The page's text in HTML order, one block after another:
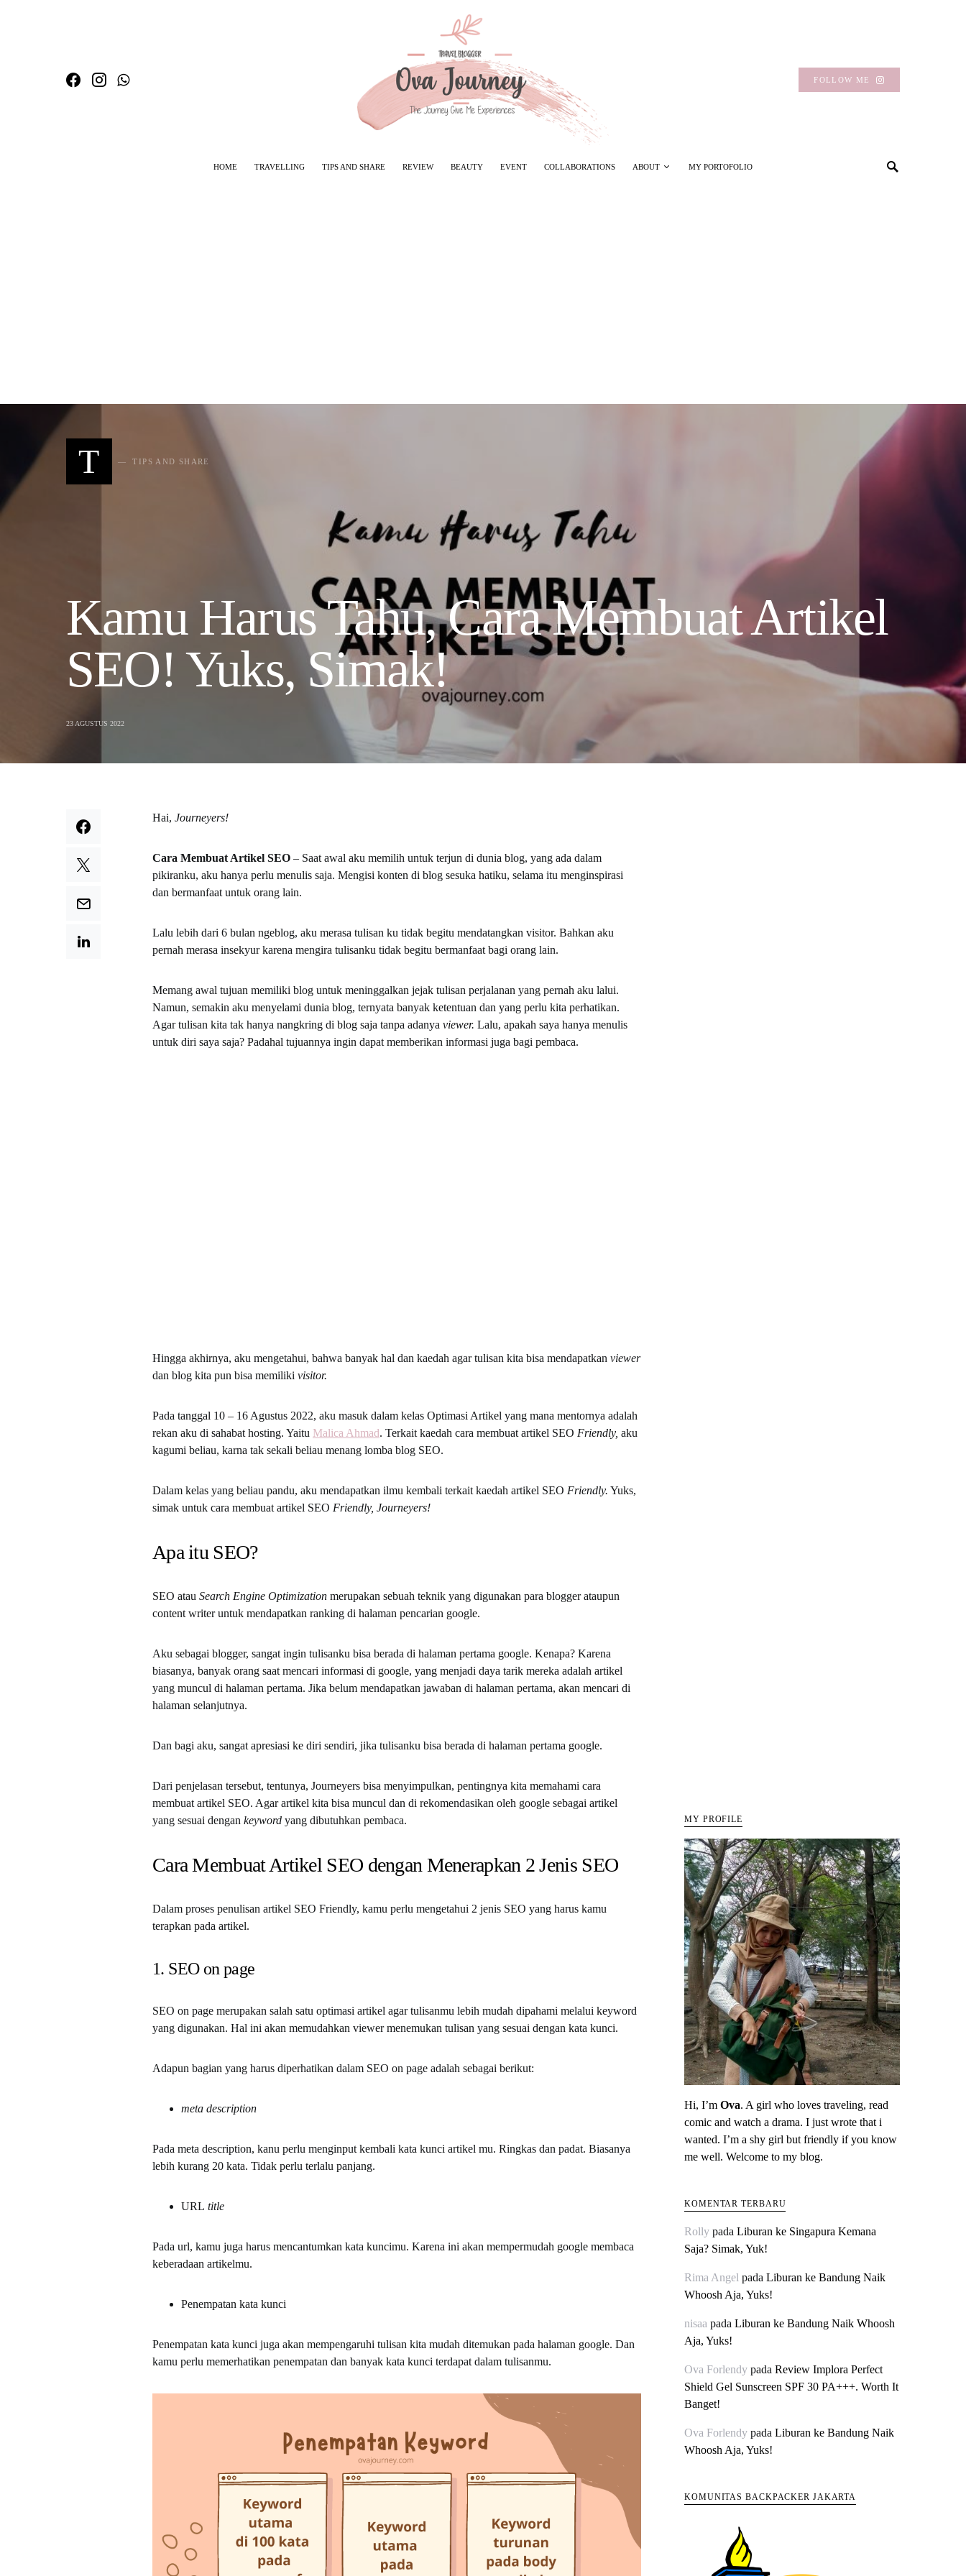
FOLLOW ME
HOME TRAVELLING TIPS AND SHARE REVIEW BEAUTY EVENT COLLABORATIONS ABOUT MY PORTOFOLIO
T TIPS AND SHARE
Kamu Harus Tahu, Cara Membuat Artikel
SEO! Yuks, Simak!
23 AGUSTUS 2022
Hai, Journeyers!
Cara Membuat Artikel SEO – Saat awal aku memilih untuk terjun di dunia blog, yang ada dalam
pikiranku, aku hanya perlu menulis saja. Mengisi konten di blog sesuka hatiku, selama itu menginspirasi
dan bermanfaat untuk orang lain.
Lalu lebih dari 6 bulan ngeblog, aku merasa tulisan ku tidak begitu mendatangkan visitor. Bahkan aku
pernah merasa insekyur karena mengira tulisanku tidak begitu bermanfaat bagi orang lain.
Memang awal tujuan memiliki blog untuk meninggalkan jejak tulisan perjalanan yang pernah aku lalui.
Namun, semakin aku menyelami dunia blog, ternyata banyak ketentuan dan yang perlu kita perhatikan.
Agar tulisan kita tak hanya nangkring di blog saja tanpa adanya viewer. Lalu, apakah saya hanya menulis
untuk diri saya saja? Padahal tujuannya ingin dapat memberikan informasi juga bagi pembaca.
Hingga akhirnya, aku mengetahui, bahwa banyak hal dan kaedah agar tulisan kita bisa mendapatkan viewer
dan blog kita pun bisa memiliki visitor.
Pada tanggal 10 – 16 Agustus 2022, aku masuk dalam kelas Optimasi Artikel yang mana mentornya adalah
rekan aku di sahabat hosting. Yaitu Malica Ahmad. Terkait kaedah cara membuat artikel SEO Friendly, aku
kagumi beliau, karna tak sekali beliau menang lomba blog SEO.
Dalam kelas yang beliau pandu, aku mendapatkan ilmu kembali terkait kaedah artikel SEO Friendly. Yuks,
simak untuk cara membuat artikel SEO Friendly, Journeyers!
Apa itu SEO?
SEO atau Search Engine Optimization merupakan sebuah teknik yang digunakan para blogger ataupun
content writer untuk mendapatkan ranking di halaman pencarian google.
Aku sebagai blogger, sangat ingin tulisanku bisa berada di halaman pertama google. Kenapa? Karena
biasanya, banyak orang saat mencari informasi di google, yang menjadi daya tarik mereka adalah artikel
yang muncul di halaman pertama. Jika belum mendapatkan jawaban di halaman pertama, akan mencari di
halaman selanjutnya.
Dan bagi aku, sangat apresiasi ke diri sendiri, jika tulisanku bisa berada di halaman pertama google.
Dari penjelasan tersebut, tentunya, Journeyers bisa menyimpulkan, pentingnya kita memahami cara
membuat artikel SEO. Agar artikel kita bisa muncul dan di rekomendasikan oleh google sebagai artikel
yang sesuai dengan keyword yang dibutuhkan pembaca.
Cara Membuat Artikel SEO dengan Menerapkan 2 Jenis SEO
Dalam proses penulisan artikel SEO Friendly, kamu perlu mengetahui 2 jenis SEO yang harus kamu
terapkan pada artikel.
1. SEO on page
SEO on page merupakan salah satu optimasi artikel agar tulisanmu lebih mudah dipahami melalui keyword
yang digunakan. Hal ini akan memudahkan viewer menemukan tulisan yang sesuai dengan kata kunci.
Adapun bagian yang harus diperhatikan dalam SEO on page adalah sebagai berikut:
meta description
Pada meta description, kanu perlu menginput kembali kata kunci artikel mu. Ringkas dan padat. Biasanya
lebih kurang 20 kata. Tidak perlu terlalu panjang.
URL title
Pada url, kamu juga harus mencantumkan kata kuncimu. Karena ini akan mempermudah google membaca
keberadaan artikelmu.
Penempatan kata kunci
Penempatan kata kunci juga akan mempengaruhi tulisan kita mudah ditemukan pada halaman google. Dan
kamu perlu memerhatikan penempatan dan banyak kata kunci terdapat dalam tulisanmu.
MY PROFILE
Hi, I’m Ova. A girl who loves traveling, read
comic and watch a drama. I just wrote that i
wanted. I’m a shy girl but friendly if you know
me well. Welcome to my blog.
KOMENTAR TERBARU
Rolly pada Liburan ke Singapura Kemana
Saja? Simak, Yuk!
Rima Angel pada Liburan ke Bandung Naik
Whoosh Aja, Yuks!
nisaa pada Liburan ke Bandung Naik Whoosh
Aja, Yuks!
Ova Forlendy pada Review Implora Perfect
Shield Gel Sunscreen SPF 30 PA+++. Worth It
Banget!
Ova Forlendy pada Liburan ke Bandung Naik
Whoosh Aja, Yuks!
KOMUNITAS BACKPACKER JAKARTA